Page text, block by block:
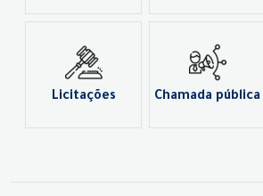
Licitações Chamada pública